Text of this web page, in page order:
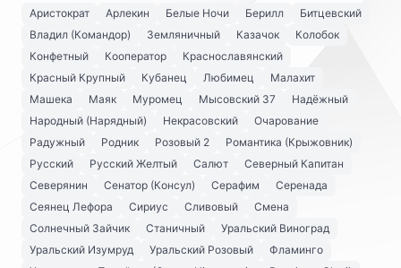
Аристократ Арлекин Белые Ночи Берилл
Битцевский
Владил (Командор)
Земляничный Казачок
Колобок
Конфетный
Кооператор
Краснославянский
Красный Крупный
Кубанец Любимец
Малахит
Машека
Маяк Муромец Мысовский 37
Надёжный
Народный (Нарядный)
Некрасовский
Очарование
Радужный
Родник Розовый 2
Романтика (Крыжовник)
Русский
Русский Желтый Салют
Северный Капитан
Северянин
Сенатор (Консул) Серафим
Серенада
Сеянец Лефора
Сириус Сливовый
Смена
Солнечный Зайчик
Станичный
Уральский Виноград
Уральский Изумруд
Уральский Розовый
Фламинго